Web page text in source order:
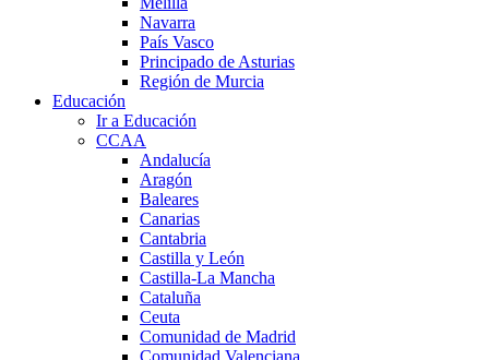
Navarra
País Vasco
Principado de Asturias
Región de Murcia
Educación
Ir a Educación
CCAA
Andalucía
Aragón
Baleares
Canarias
Cantabria
Castilla y León
Castilla-La Mancha
Cataluña
Ceuta
Comunidad de Madrid
Comunidad Valenciana